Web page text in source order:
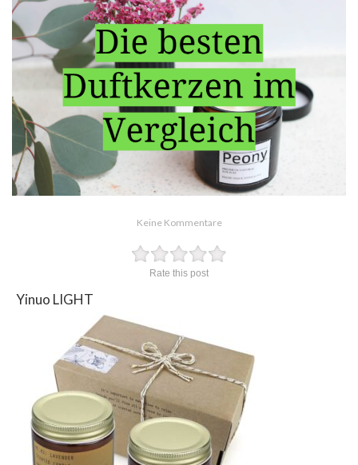
Keine Kommentare
Rate this post
Yinuo LIGHT